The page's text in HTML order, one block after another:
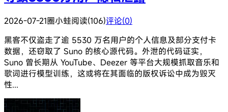
2026-07-21圈小蛙阅读(106)评论(0)
黑客不仅盗走了逾 5530 万名用户的个人信息及部分支付卡
数据，还窃取了 Suno 的核心源代码。外泄的代码证实，
Suno 曾长期从 YouTube、Deezer 等平台大规模抓取音乐和
歌词进行模型训练，这或将在其面临的版权诉讼中成为毁灭
性...